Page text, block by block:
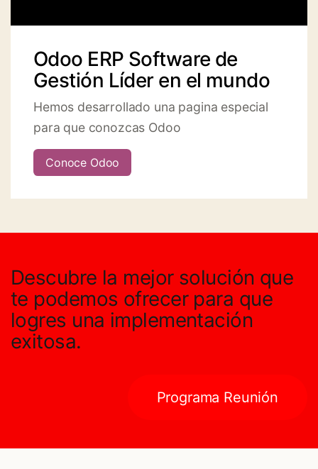
Odoo ERP Software de
Gestión Líder en el mundo
Hemos desarrollado una pagina especial
para que conozcas Odoo
Conoce Odoo
Descubre la mejor solución que
te podemos ofrecer para que
logres una implementación
exitosa.
Programa Reunión